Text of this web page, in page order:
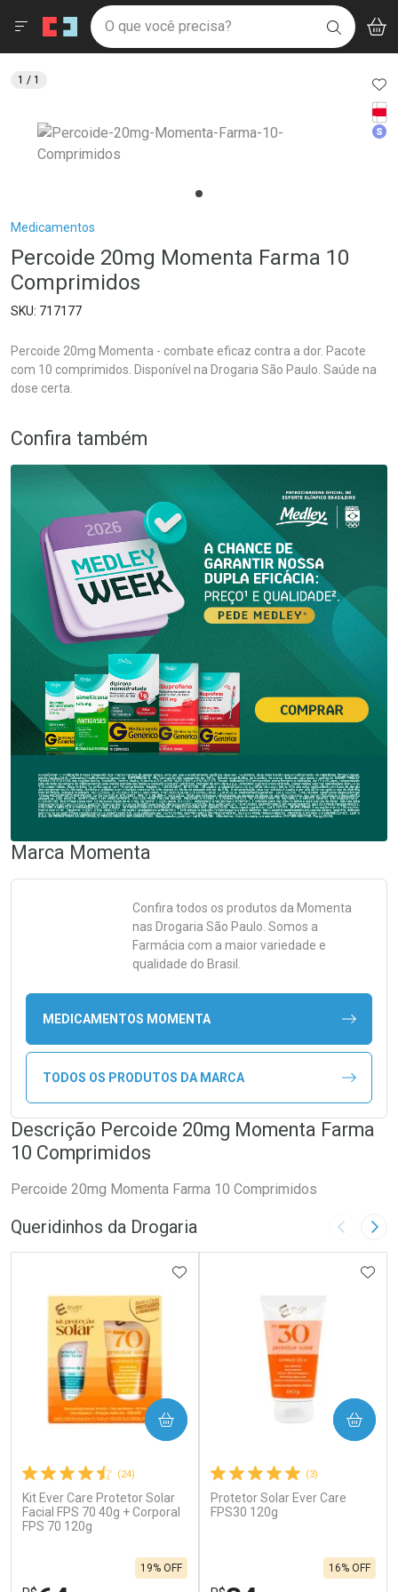
Drogaria São Paulo
Ir direto para a home
pela página
Ir direto para o conteúdo
Ir direto para a busca
Ir direto para a conta
Ir direto para a notificações
Ir direto para o carrinho
Ir direto para o menu
Faça a sua busca
O que você precisa? BUSCAR
Menu
Breadcrumb
Medicamentos
Percoide 20mg Momenta Farma 10
Comprimidos
717177
Percoide 20mg Momenta - combate eficaz contra a dor. Pacote
com 10 comprimidos. Disponível na Drogaria São Paulo. Saúde na
dose certa.
1 / 1
Confira também
Marca Momenta
Confira todos os produtos da Momenta
nas Drogaria São Paulo. Somos a
Farmácia com a maior variedade e
qualidade do Brasil.
MEDICAMENTOS MOMENTA
TODOS OS PRODUTOS DA MARCA
Descrição Percoide 20mg Momenta Farma
10 Comprimidos
Percoide 20mg Momenta Farma 10 Comprimidos
Queridinhos da Drogaria Imagem
(24)
Kit Ever Care Protetor Solar
Facial FPS 70 40g + Corporal
FPS 70 120g
19% OFF
ADICIONAR AOS FAVORITOS
COMPRAR
(3)
Protetor Solar Ever Care
FPS30 120g
16% OFF
COMPRAR